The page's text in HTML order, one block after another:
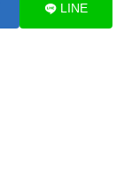
LINE